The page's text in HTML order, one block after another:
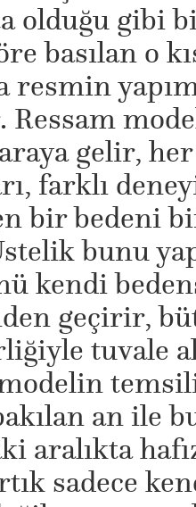
olduğu gibi
basılan o
resmin
Ressam
gelir,
farklı
bir bedeni
bunu
kendi
geçirir,
tuvale
modelin
an ile
aralıkta
sadece